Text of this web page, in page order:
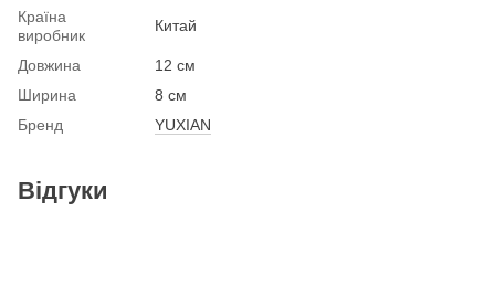
Країна
виробник
Китай
Довжина
12 см
Ширина
8 см
Бренд
YUXIAN
Відгуки